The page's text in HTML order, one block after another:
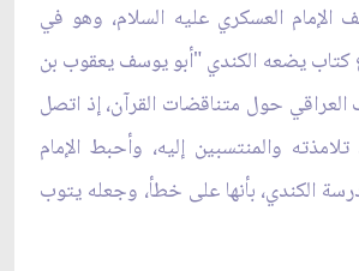
العسكري عليه السلام، وهو في
كتاب يضعه الكندي "أبو يوسف يعقوب بن
حول متناقضات القرآن، إذ اتصل
والمنتسبين إليه، وأحبط الإمام
الكندي، بأنها على خطأ، وجعله يتوب